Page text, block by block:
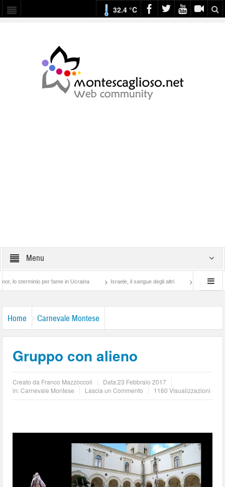
32.4 °C
Menu
per fame in Ucraina Israele, il sangue degli altri Lotta di classe… tra
Home Carnevale Montese
Gruppo con alieno
Creato da Franco Mazzoccoli Data:23 Febbraio 2017
in:Carnevale Montese Lascia un Commento 1160 Visualizzazioni